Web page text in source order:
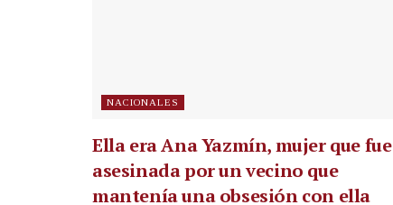
NACIONALES
Ella era Ana Yazmín, mujer que fue
asesinada por un vecino que
mantenía una obsesión con ella